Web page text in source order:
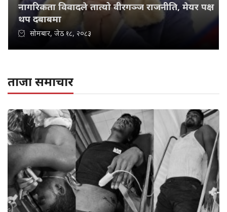
नागरिकता विवादले तात्यो वीरगञ्ज राजनीति, मेयर पक्ष
थप दबाबमा
सोमबार, जेठ १८, २०८३
ताजा समाचार